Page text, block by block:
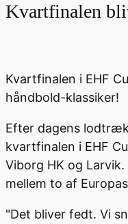
Kvartfinalen
Kvartfinalen i EHF
håndbold-klassiker!
Efter dagens
kvartfinalen i EHF
Viborg HK og
mellem to af
"Det bliver fedt. Vi